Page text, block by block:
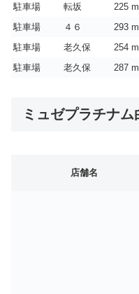
駐車場
転坂 225 m
駐車場
４６ 293 m
駐車場
老久保 254 m
駐車場
老久保 287 m
ミュゼプラチナ
店舗名